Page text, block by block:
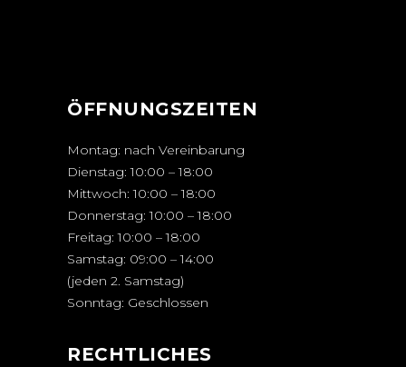
ÖFFNUNGSZEITEN
Montag: nach Vereinbarung
Dienstag: 10:00 – 18:00
Mittwoch: 10:00 – 18:00
Donnerstag: 10:00 – 18:00
Freitag: 10:00 – 18:00
Samstag: 09:00 – 14:00
(jeden 2. Samstag)
Sonntag: Geschlossen
RECHTLICHES